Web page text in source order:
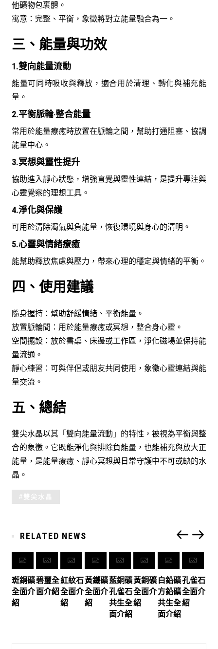
他礦物包裹體。
寓意：完整、平衡，象徵將對立能量融合為一。
三、能量與功效
1.雙向能量流動
能量可同時吸收與釋放，適合用於清理、轉化與補充能
量。
2.平衡脈輪‧整合能量
常用於能量療癒時放置在脈輪之間，幫助打通阻塞、協調
能量中心。
3.冥想與靈性提升
協助進入靜心狀態，增強直覺與靈性連結，是提升專注與
心靈覺察的理想工具。
4.淨化與保護
可用於清除濁氣與負能量，恢復環境與身心的清明。
5.心靈與情緒療癒
能幫助釋放焦慮與壓力，帶來心理的穩定與情緒的平衡。
四、使用建議
隨身握持：幫助舒緩情緒、平衡能量。
放置脈輪間：用於能量療癒或冥想，整合身心靈。
空間擺設：放於書桌、床邊或工作區，淨化磁場並保持能
量流通。
靜心練習：可與伴侶或朋友共同使用，象徵心靈連結與能
量交流。
五、總結
雙尖水晶以其「雙向能量流動」的特性，被視為平衡與整
合的象徵。它既能淨化與排除負能量，也能補充與放大正
能量，是能量療癒、靜心冥想與日常守護中不可或缺的水
晶。
Tagged
雙尖水晶
RELATED NEWS
斑銅礦
全面介
紹
碧璽全
面介紹
紅紋石
全面介
紹
黃鐵礦
全面介
紹
藍銅礦
孔雀石
共生全
面介紹
黃銅礦
全面介
紹
白鉛礦
方鉛礦
共生全
面介紹
孔雀石
全面介
紹